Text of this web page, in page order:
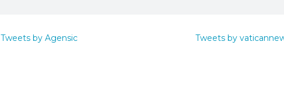
Tweets by Agensic Tweets by